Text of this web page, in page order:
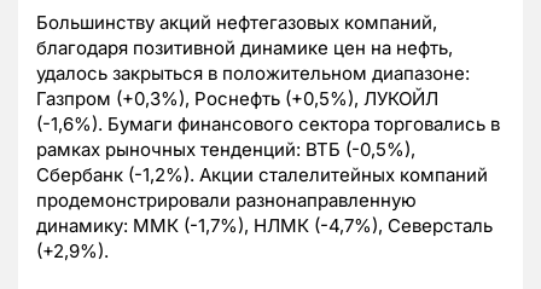
Большинству акций нефтегазовых компаний,
благодаря позитивной динамике цен на нефть,
удалось закрыться в положительном диапазоне:
Газпром (+0,3%), Роснефть (+0,5%), ЛУКОЙЛ
(-1,6%). Бумаги финансового сектора торговались в
рамках рыночных тенденций: ВТБ (-0,5%),
Сбербанк (-1,2%). Акции сталелитейных компаний
продемонстрировали разнонаправленную
динамику: ММК (-1,7%), НЛМК (-4,7%), Северсталь
(+2,9%).